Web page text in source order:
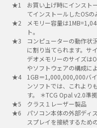
お買い上げ時にインスト
てインストールしたOSの
メモリー容量は
ト。
コンピューターの動作状
に割り当てられます。サ
デオメモリーのサイズは
やソフトウェアの構成に
1GB＝1,000,000,000バ
ンソフトでは、これより
す。 ＊TCG Opal v2.0準
クラス１レーザー製品
パソコン本体の外部ディ
スプレイを接続するため